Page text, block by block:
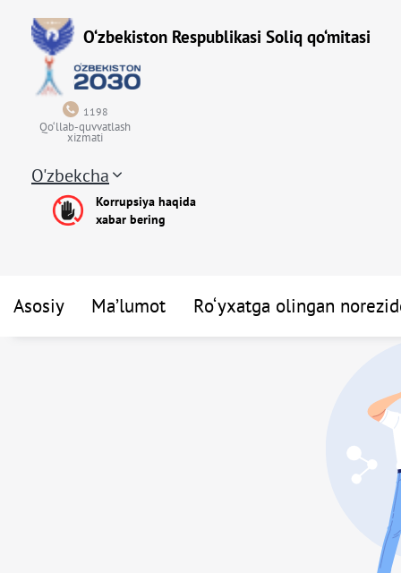
O‘zbekiston Respublikasi Soliq qo‘mitasi
1198
Qo‘llab-quvvatlash
xizmati
O'zbekcha
Korrupsiya haqida
xabar bering
Asosiy Ma’lumot Ro‘yxatga olingan